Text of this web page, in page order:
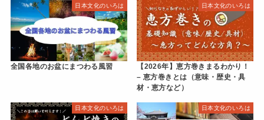
日本文化のいろは
全国各地のお盆にまつわる風習
日本文化のいろは
【2026年】恵方巻きまるわかり！
– 恵方巻きとは（意味・歴史・具
材・恵方など）
日本文化のいろは 日本文化のいろは